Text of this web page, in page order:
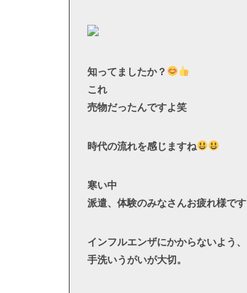
知ってましたか？
これ
売物だったんですよ笑
時代の流れを感じますね
寒い中
派遣、体験のみなさんお疲れ様です
インフルエンザにかからないよう、
手洗いうがいが大切。